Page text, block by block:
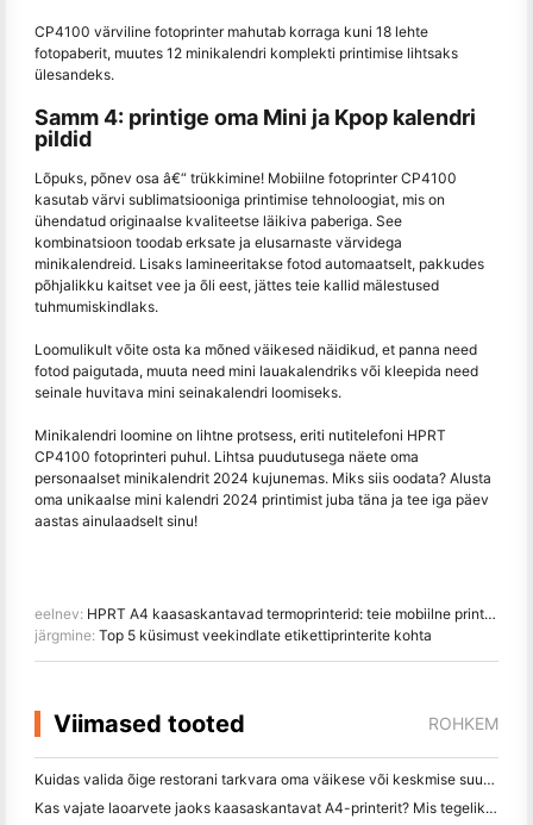
CP4100 värviline fotoprinter mahutab korraga kuni 18 lehte
fotopaberit, muutes 12 minikalendri komplekti printimise lihtsaks
ülesandeks.
Samm 4: printige oma Mini ja Kpop kalendri
pildid
Lõpuks, põnev osa â€“ trükkimine! Mobiilne fotoprinter CP4100
kasutab värvi sublimatsiooniga printimise tehnoloogiat, mis on
ühendatud originaalse kvaliteetse läikiva paberiga. See
kombinatsioon toodab erksate ja elusarnaste värvidega
minikalendreid. Lisaks lamineeritakse fotod automaatselt, pakkudes
põhjalikku kaitset vee ja õli eest, jättes teie kallid mälestused
tuhmumiskindlaks.
Loomulikult võite osta ka mõned väikesed näidikud, et panna need
fotod paigutada, muuta need mini lauakalendriks või kleepida need
seinale huvitava mini seinakalendri loomiseks.
Minikalendri loomine on lihtne protsess, eriti nutitelefoni HPRT
CP4100 fotoprinteri puhul. Lihtsa puudutusega näete oma
personaalset minikalendrit 2024 kujunemas. Miks siis oodata? Alusta
oma unikaalse mini kalendri 2024 printimist juba täna ja tee iga päev
aastas ainulaadselt sinu!
eelnev: HPRT A4 kaasaskantavad termoprinterid: teie mobiilne printimislahendus tööle ja koju
järgmine: Top 5 küsimust veekindlate etikettiprinterite kohta
Viimased tooted ROHKEM
Kuidas valida õige restorani tarkvara oma väikese või keskmise suurusega restorani jaoks
Kas vajate laoarvete jaoks kaasaskantavat A4-printerit? Mis tegelikult töötab